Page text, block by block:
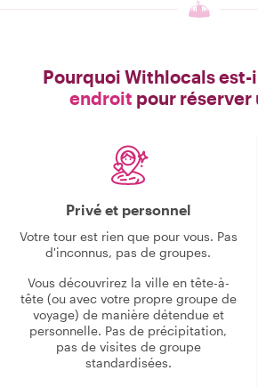
Pourquoi Withlocals est-
endroit pour réserver
Privé et personnel
Votre tour est rien que pour vous. Pas
d'inconnus, pas de groupes.
Vous découvrirez la ville en tête-à-
tête (ou avec votre propre groupe de
voyage) de manière détendue et
personnelle. Pas de précipitation,
pas de visites de groupe
standardisées.